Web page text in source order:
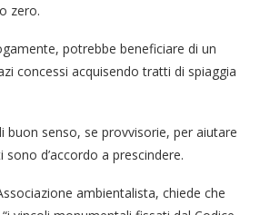
zero.
potrebbe beneficiare di un
concessi acquisendo tratti di spiaggia
buon senso, se provvisorie, per aiutare
d’accordo a prescindere.
ambientalista, chiede che